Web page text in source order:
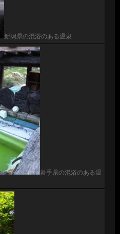
新潟県の混浴のある温泉
岩手県の混浴のある温